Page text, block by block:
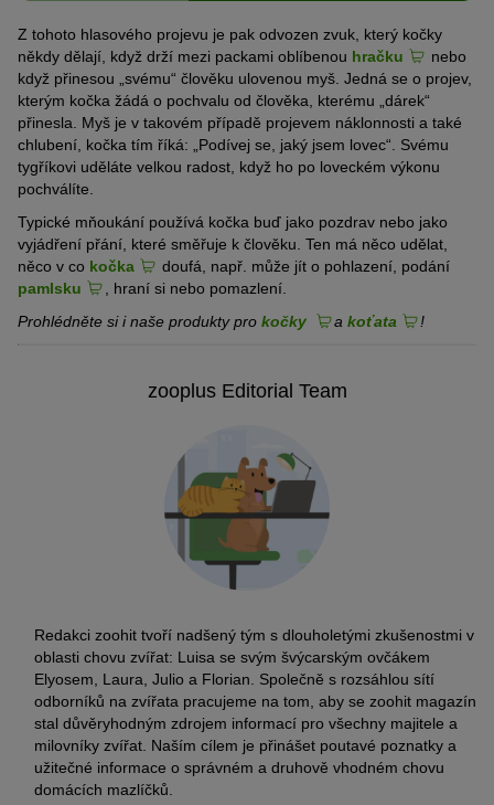
Z tohoto hlasového projevu je pak odvozen zvuk, který kočky
někdy dělají, když drží mezi packami oblíbenou hračku
nebo
když přinesou „svému“ člověku ulovenou myš. Jedná se o projev,
kterým kočka žádá o pochvalu od člověka, kterému „dárek“
přinesla. Myš je v takovém případě projevem náklonnosti a také
chlubení, kočka tím říká: „Podívej se, jaký jsem lovec“. Svému
tygříkovi uděláte velkou radost, když ho po loveckém výkonu
pochválíte.
Typické mňoukání používá kočka buď jako pozdrav nebo jako
vyjádření přání, které směřuje k člověku. Ten má něco udělat,
něco v co kočka
doufá, např. může jít o pohlazení, podání
pamlsku
, hraní si nebo pomazlení.
Prohlédněte si i naše produkty pro kočky a koťata !
zooplus Editorial Team
Redakci zoohit tvoří nadšený tým s dlouholetými zkušenostmi v
oblasti chovu zvířat: Luisa se svým švýcarským ovčákem
Elyosem, Laura, Julio a Florian. Společně s rozsáhlou sítí
odborníků na zvířata pracujeme na tom, aby se zoohit magazín
stal důvěryhodným zdrojem informací pro všechny majitele a
milovníky zvířat. Naším cílem je přinášet poutavé poznatky a
užitečné informace o správném a druhově vhodném chovu
domácích mazlíčků.